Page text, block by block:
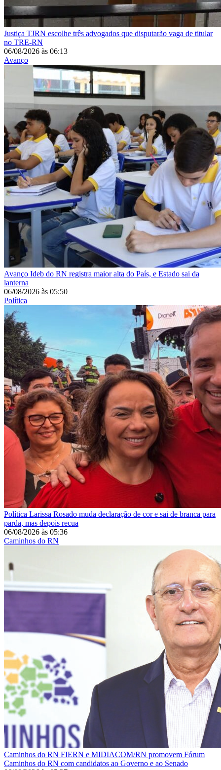
Justiça TJRN escolhe três advogados que disputarão vaga de titular
no TRE-RN
06/08/2026 às 06:13
Avanço
Avanço Ideb do RN registra maior alta do País, e Estado sai da
lanterna
06/08/2026 às 05:50
Política
Política Larissa Rosado muda declaração de cor e sai de branca para
parda, mas depois recua
06/08/2026 às 05:36
Caminhos do RN
Caminhos do RN FIERN e MIDIACOM/RN promovem Fórum
Caminhos do RN com candidatos ao Governo e ao Senado